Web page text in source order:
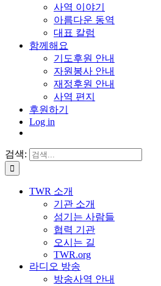
사역 이야기
아름다운 동역
대표 칼럼
함께해요
기도후원 안내
자원봉사 안내
재정후원 안내
사역 편지
후원하기
Log in
검색:
TWR 소개
기관 소개
섬기는 사람들
협력 기관
오시는 길
TWR.org
라디오 방송
방송사역 안내